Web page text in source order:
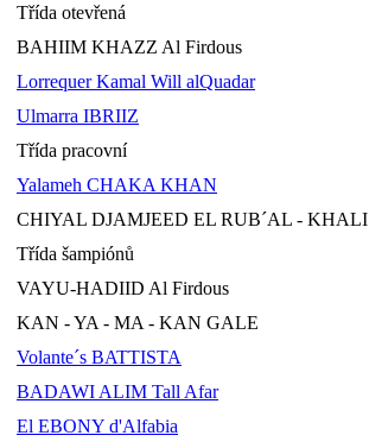
Třída otevřená
BAHIIM KHAZZ Al Firdous
Lorrequer Kamal Will alQuadar
Ulmarra IBRIIZ
Třída pracovní
Yalameh CHAKA KHAN
CHIYAL DJAMJEED EL RUB´AL - KHALI
Třída šampiónů
VAYU-HADIID Al Firdous
KAN - YA - MA - KAN GALE
Volante´s BATTISTA
BADAWI ALIM Tall Afar
El EBONY d'Alfabia